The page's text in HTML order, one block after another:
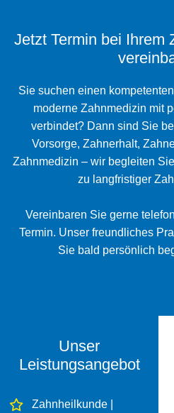
Jetzt Termin bei Ihrem
Sie suchen einen
moderne Zahnmedizin mit
verbindet? Dann sind Sie
Vorsorge, Zahnerhalt,
Zahnmedizin – wir begleiten
zu langfristiger
Vereinbaren Sie gerne
Termin. Unser freundliches
Sie bald persönlich
Unser
Leistungsangebot
Zahnheilkunde |